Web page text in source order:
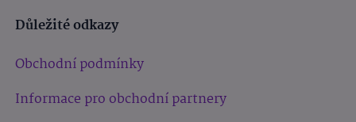
Důležité odkazy
Obchodní podmínky
Informace pro obchodní partnery